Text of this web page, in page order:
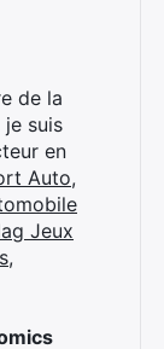
de la
suis
en
Auto,
Jeux